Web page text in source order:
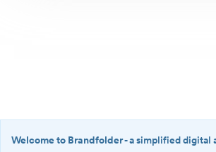
Welcome to Brandfolder- a simplified digital